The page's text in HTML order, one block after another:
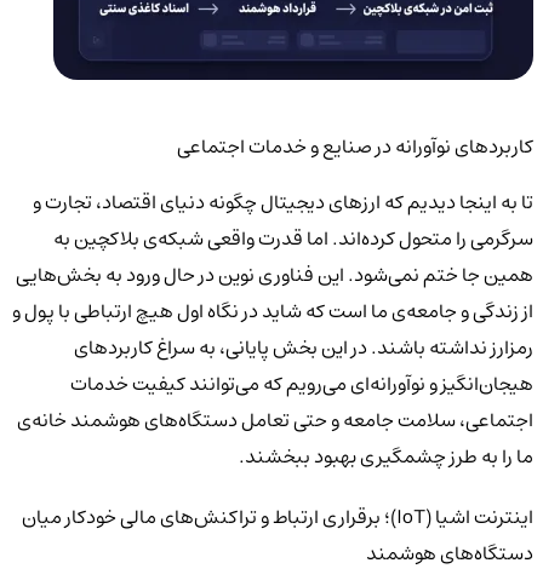
کاربردهای نوآورانه در صنایع و خدمات اجتماعی
تا به اینجا دیدیم که ارزهای دیجیتال چگونه دنیای اقتصاد، تجارت و
سرگرمی را متحول کرده‌اند. اما قدرت واقعی شبکه‌ی بلاکچین به
همین جا ختم نمی‌شود. این فناوری نوین در حال ورود به بخش‌هایی
از زندگی و جامعه‌ی ما است که شاید در نگاه اول هیچ ارتباطی با پول و
رمزارز نداشته باشند. در این بخش پایانی، به سراغ کاربردهای
هیجان‌انگیز و نوآورانه‌ای می‌رویم که می‌توانند کیفیت خدمات
اجتماعی، سلامت جامعه و حتی تعامل دستگاه‌های هوشمند خانه‌ی
ما را به طرز چشمگیری بهبود ببخشند.
اینترنت اشیا (IoT)؛ برقراری ارتباط و تراکنش‌های مالی خودکار میان
دستگاه‌های هوشمند